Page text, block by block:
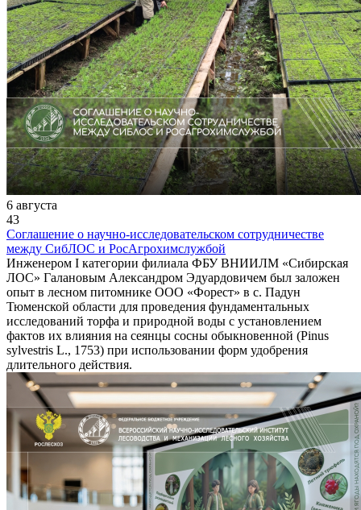
6 августа
43
Соглашение о научно-исследовательском сотрудничестве
между СибЛОС и РосАгрохимслужбой
Инженером I категории филиала ФБУ ВНИИЛМ «Сибирская
ЛОС» Галановым Александром Эдуардовичем был заложен
опыт в лесном питомнике ООО «Форест» в с. Падун
Тюменской области для проведения фундаментальных
исследований торфа и природной воды с установлением
фактов их влияния на сеянцы сосны обыкновенной (Pinus
sylvestris L., 1753) при использовании форм удобрения
длительного действия.